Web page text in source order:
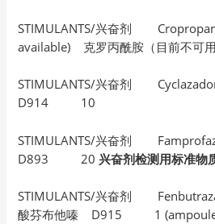
STIMULANTS/兴奋剂
available) 克罗丙酰胺（目前
STIMULANTS/兴奋剂
D914 10
STIMULANTS/兴奋剂
D893 20 兴奋剂检测用标准物
STIMULANTS/兴奋剂
酸芬布他嗪 D915 1